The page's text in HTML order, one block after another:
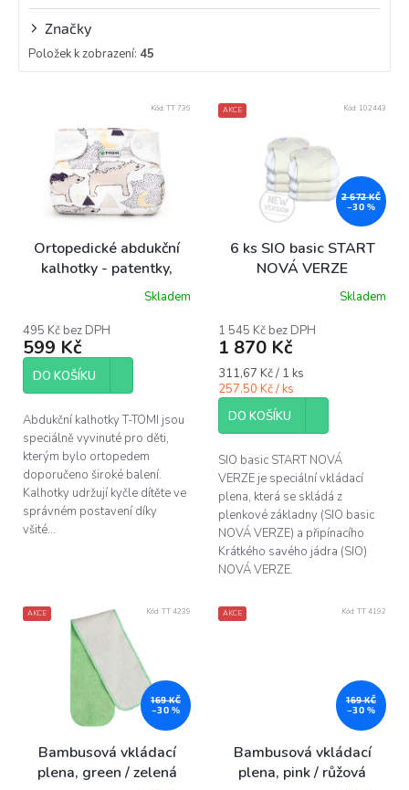
Značky
Položek k zobrazení: 45
ů
Ortopedické abdukční
kalhotky - patentky,
bears (3-6kg)Skladem
495 Kč bez DPH
599 Kč
DO KOŠÍKU
Abdukční kalhotky T-TOMI jsou
speciálně vyvinuté pro děti,
kterým bylo ortopedem
doporučeno široké balení.
Kalhotky udržují kyčle dítěte ve
správném postavení díky
všité...
Kód: TT 736 AKCE
2 672 KČ
–30 %
6 ks SIO basic START
NOVÁ VERZE
produktu
je
z
5
hvězdiček.
Skladem
1 545 Kč bez DPH
1 870 Kč
Měrná
cena:
311,67 Kč / 1 ks
257.50 Kč / ks
DO KOŠÍKU
SIO basic START NOVÁ
VERZE je speciální vkládací
plena, která se skládá z
plenkové základny (SIO basic
NOVÁ VERZE) a připínacího
Krátkého savého jádra (SIO)
NOVÁ VERZE.
Kód: 102443
AKCE
169 KČ
–30 %
Bambusová vkládací
plena, green / zelená
Kód: TT 4239 AKCE
169 KČ
–30 %
Bambusová vkládací
plena, pink / růžová
Kód: TT 4192